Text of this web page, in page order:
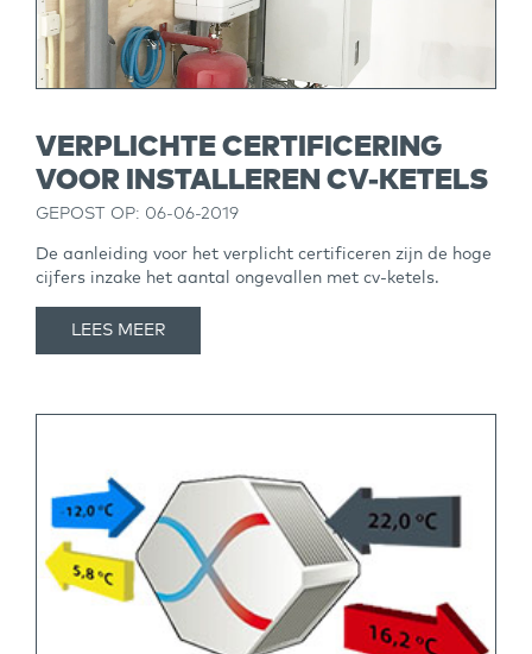
VERPLICHTE CERTIFICERING
VOOR INSTALLEREN CV-KETELS
GEPOST OP: 06-06-2019
De aanleiding voor het verplicht certificeren zijn de hoge
cijfers inzake het aantal ongevallen met cv-ketels.
LEES MEER